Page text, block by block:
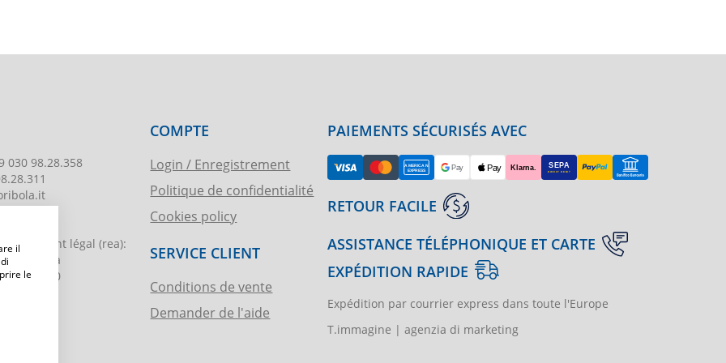
030 98.28.358
légal (rea):
di Brescia
€ 51.000,00
COMPTE
Login / Enregistrement
Politique de confidentialité
Cookies policy
SERVICE CLIENT
Conditions de vente
Demander de l'aide
PAIEMENTS SÉCURISÉS AVEC
RETOUR FACILE
ASSISTANCE TÉLÉPHONIQUE ET CARTE
EXPÉDITION RAPIDE
Expédition par courrier express dans toute l'Europe
T.immagine | agenzia di marketing
il
le